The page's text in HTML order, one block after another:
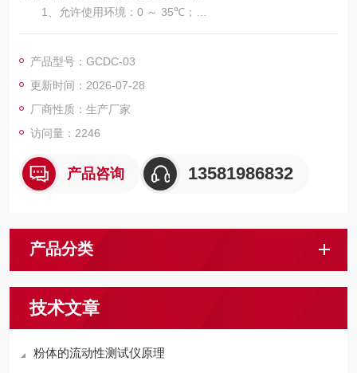
1、允许使用环境：0 ～ 35℃；
2、性能保证环境：5 ～ 28℃；
m；
4、建议设备摆放在窗边方便把测试时所生产的气味排到室
外；
5、建议设备周边不要摆放易燃易爆物品；
产品型号：GCDC-03
更新时间：2026-07-28
厂商性质：生产厂家
访问量：2246
产品咨询 13581986832
产品分类
技术文章
粉体的流动性测试仪原理